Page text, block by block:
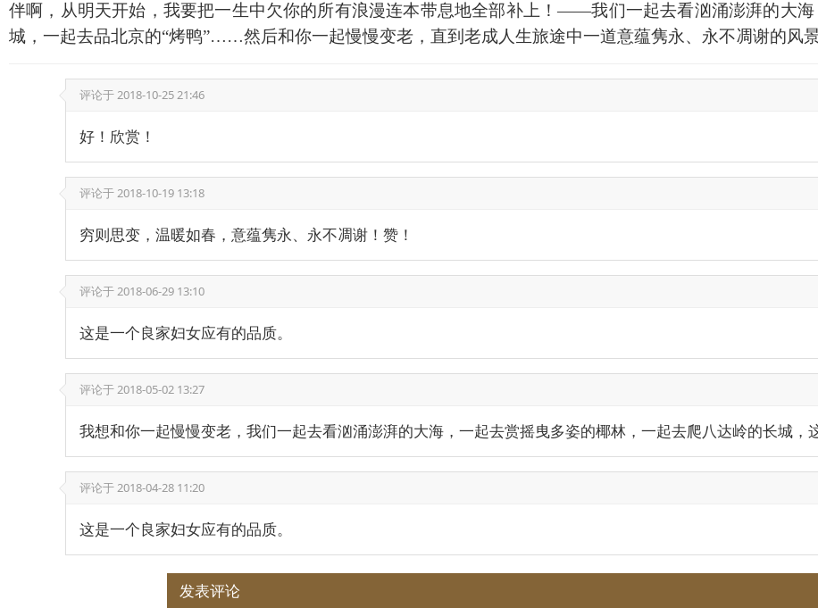
伴啊，从明天开始，我要把一生中欠你的所有浪漫连本带息地全部补上！——我们一起去看汹涌澎湃的大
城，一起去品北京的“烤鸭”……然后和你一起慢慢变老，直到老成人生旅途中一道意蕴隽永、永不凋谢的风景
评论于2018-10-25 21:46
好！欣赏！
评论于2018-10-19 13:18
穷则思变，温暖如春，意蕴隽永、永不凋谢！赞！
评论于2018-06-29 13:10
这是一个良家妇女应有的品质。
评论于2018-05-02 13:27
我想和你一起慢慢变老，我们一起去看汹涌澎湃的大海，一起去赏摇曳多姿的椰林，一起去爬八达岭的长城，
评论于2018-04-28 11:20
这是一个良家妇女应有的品质。
发表评论